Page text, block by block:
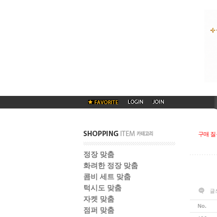
정장 맞춤
화려한 정장 맞춤
콤비 세트 맞춤
턱시도 맞춤
자켓 맞춤
점퍼 맞춤
구매
글
No.